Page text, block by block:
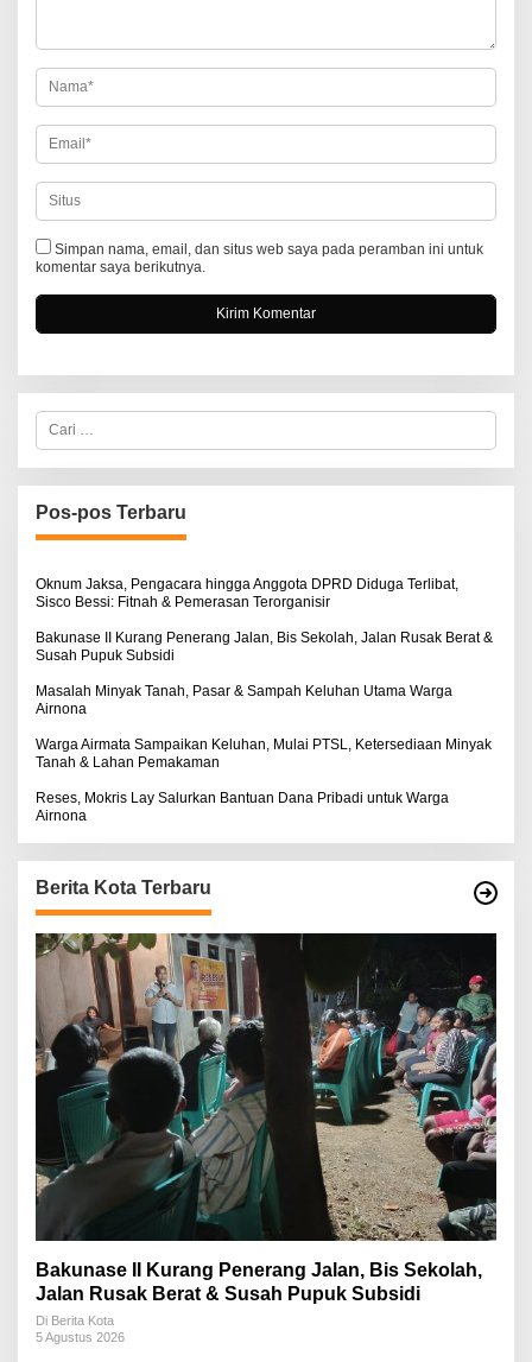
s
Simpan nama, email, dan situs web saya pada peramban ini untuk
komentar saya berikutnya.
C
r
i
u
n
u
:
Pos-pos Terbaru
Oknum Jaksa, Pengacara hingga Anggota DPRD Diduga Terlibat,
Sisco Bessi: Fitnah & Pemerasan Terorganisir
Bakunase II Kurang Penerang Jalan, Bis Sekolah, Jalan Rusak Berat &
Susah Pupuk Subsidi
Masalah Minyak Tanah, Pasar & Sampah Keluhan Utama Warga
Airnona
Warga Airmata Sampaikan Keluhan, Mulai PTSL, Ketersediaan Minyak
Tanah & Lahan Pemakaman
Reses, Mokris Lay Salurkan Bantuan Dana Pribadi untuk Warga
Airnona
Berita Kota Terbaru
Bakunase II Kurang Penerang Jalan, Bis Sekolah,
Jalan Rusak Berat & Susah Pupuk Subsidi
Di Berita Kota
5 Agustus 2026